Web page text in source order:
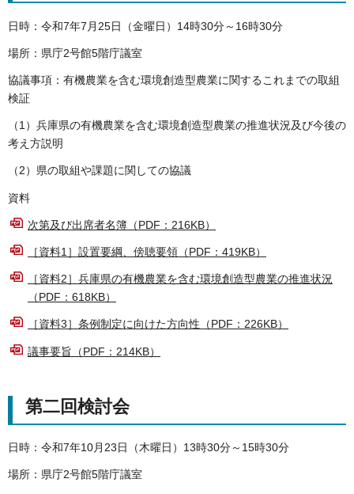
日時：令和7年7月25日（金曜日）14時30分～16時30分
場所：県庁2号館5階庁議室
協議事項：有機農業を含む環境創造型農業に関するこれまでの取組
検証
（1）兵庫県の有機農業を含む環境創造型農業の推進状況及び今後の
考え方説明
（2）県の取組や課題に関しての協議
資料
次第及び出席者名簿（PDF：216KB）
［資料1］設置要綱、傍聴要領（PDF：419KB）
［資料2］兵庫県の有機農業を含む環境創造型農業の推進状況
（PDF：618KB）
［資料3］条例制定に向けた方向性（PDF：226KB）
議事要旨（PDF：214KB）
第二回検討会
日時：令和7年10月23日（木曜日）13時30分～15時30分
場所：県庁2号館5階庁議室